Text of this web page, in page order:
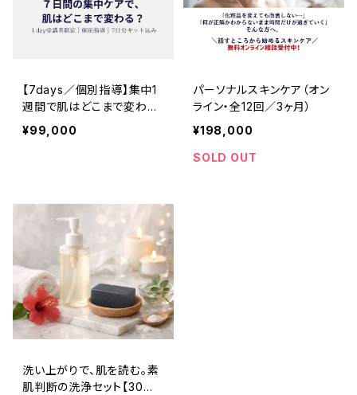
【7days／個別指導】集中1
週間で肌はどこまで変わ
る？本気のスキンケア体感
講座｜トライアルキット込み
¥99,000
パーソナルスキンケア（オン
ライン・全12回／3ヶ月）
¥198,000
SOLD OUT
洗い上がりで、肌を読む。素
肌判断の洗浄セット【30分